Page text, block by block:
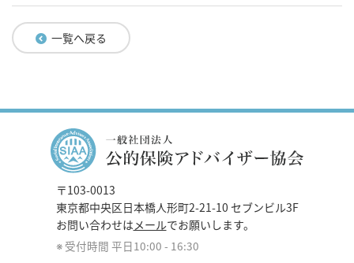
一覧へ戻る
〒103-0013
東京都中央区日本橋人形町2-21-10 セブンビル3F
お問い合わせはメールでお願いします。
受付時間 平日10:00 - 16:30